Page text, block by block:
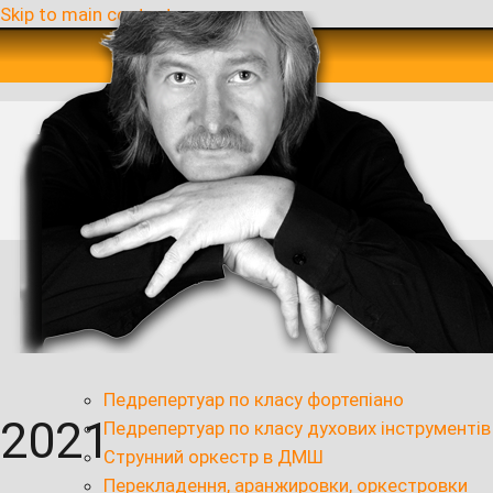
Skip to main content
Педрепертуар по класу фортепіано
Педрепертуар по класу духових інструментів
Струнний оркестр в ДМШ
Перекладення, аранжировки, оркестровки
2021